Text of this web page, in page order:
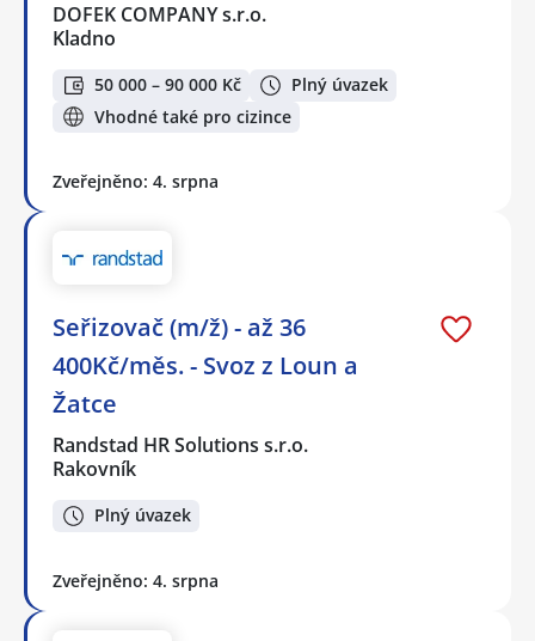
DOFEK COMPANY s.r.o.
Kladno
50 000 – 90 000 Kč
Plný úvazek
Vhodné také pro cizince
Zveřejněno: 4. srpna
Seřizovač (m/ž) - až 36
400Kč/měs. - Svoz z Loun a
Žatce
Randstad HR Solutions s.r.o.
Rakovník
Plný úvazek
Zveřejněno: 4. srpna